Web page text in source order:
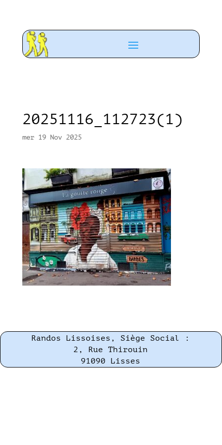
20251116_112723(1)
mer 19 Nov 2025
Randos Lissoises, Siège Social :
2, Rue Thirouin
91090 Lisses